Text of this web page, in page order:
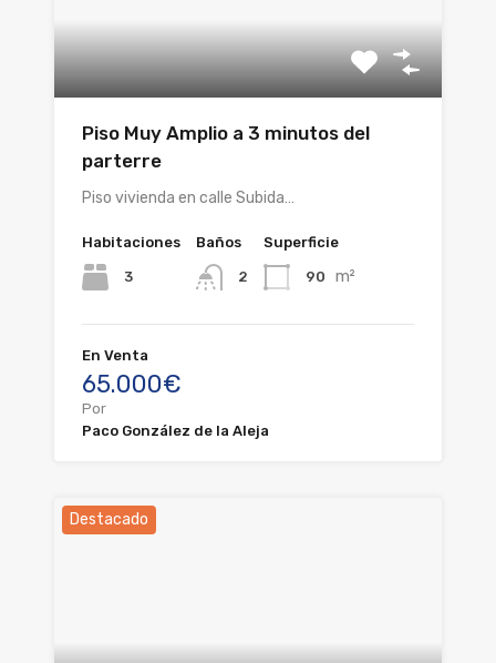
Piso Muy Amplio a 3 minutos del
parterre
Piso vivienda en calle Subida…
Habitaciones
3
Baños
2
Superficie
90 m²
En Venta
65.000€
Por
Paco González de la Aleja
Destacado